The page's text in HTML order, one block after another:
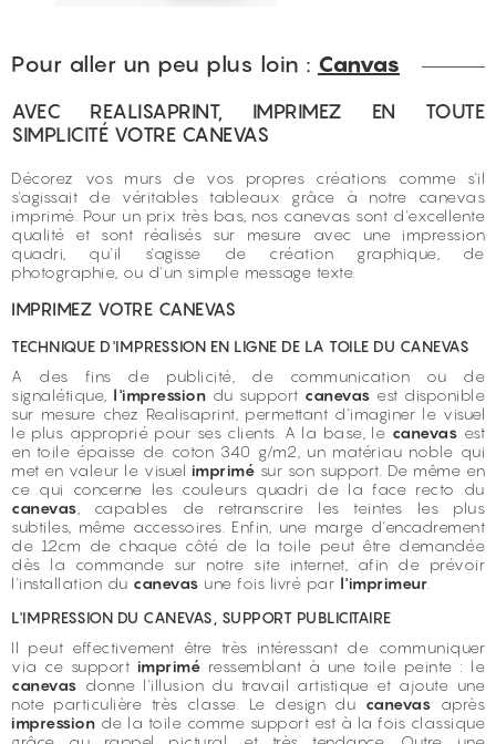
Pour aller un peu plus loin : Canvas
AVEC REALISAPRINT, IMPRIMEZ EN TOUTE
SIMPLICITÉ VOTRE CANEVAS
Décorez vos murs de vos propres créations comme s'il
s'agissait de véritables tableaux grâce à notre canevas
imprimé. Pour un prix très bas, nos canevas sont d'excellente
qualité et sont réalisés sur mesure avec une impression
quadri, qu'il s'agisse de création graphique, de
photographie, ou d'un simple message texte.
IMPRIMEZ VOTRE CANEVAS
TECHNIQUE D'IMPRESSION EN LIGNE DE LA TOILE DU CANEVAS
A des fins de publicité, de communication ou de
signalétique, l'impression du support canevas est disponible
sur mesure chez Realisaprint, permettant d'imaginer le visuel
le plus approprié pour ses clients. A la base, le canevas est
en toile épaisse de coton 340 g/m2, un matériau noble qui
met en valeur le visuel imprimé sur son support. De même en
ce qui concerne les couleurs quadri de la face recto du
canevas , capables de retranscrire les teintes les plus
subtiles, même accessoires. Enfin, une marge d'encadrement
de 12cm de chaque côté de la toile peut être demandée
dès la commande sur notre site internet, afin de prévoir
l'installation du canevas une fois livré par l'imprimeur
L'IMPRESSION DU CANEVAS, SUPPORT PUBLICITAIRE
Il peut effectivement être très intéressant de communiquer
via ce support imprimé ressemblant à une toile peinte : le
canevas donne l'illusion du travail artistique et ajoute une
note particulière très classe. Le design du canevas après
impression de la toile comme support est à la fois classique